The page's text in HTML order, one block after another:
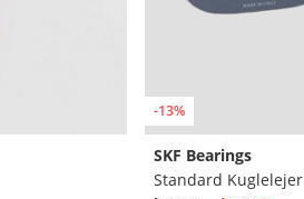
-13%
SKF Bearings
Standard Kuglelejer